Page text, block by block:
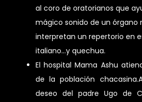
al coro de oratorianos que
mágico sonido de un órgano
interpretan un repertorio en
italiano…y quechua.
El hospital Mama Ashu
de la población
deseo del padre Ugo de